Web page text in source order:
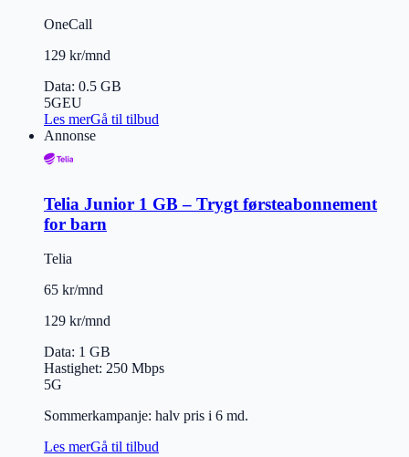
OneCall
129 kr/mnd
Data: 0.5 GB
5GEU
Les merGå til tilbud
Annonse
Telia Junior 1 GB – Trygt førsteabonnement
for barn
Telia
65 kr/mnd
129 kr/mnd
Data: 1 GB
Hastighet: 250 Mbps
5G
Sommerkampanje: halv pris i 6 md.
Les merGå til tilbud